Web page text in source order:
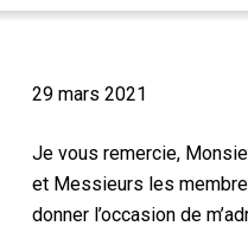
29 mars 2021
Je vous remercie,
et Messieurs les
donner l’occasion de